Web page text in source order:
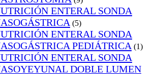
ENTERAL SONDA
(5)
ENTERAL SONDA
PEDIÁTRICA (1)
ENTERAL SONDA
DOBLE LUMEN